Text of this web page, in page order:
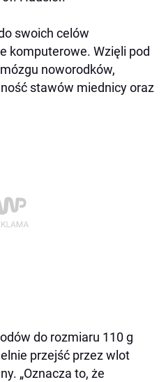
swoich celów
komputerowe. Wzięli pod
noworodków,
stawów miednicy oraz
do rozmiaru 110 g
przejść przez wlot
„Oznacza to, że